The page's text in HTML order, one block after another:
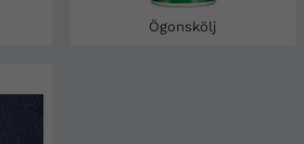
Ögonskölj